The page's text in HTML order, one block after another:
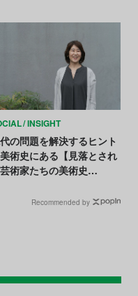
INSIGHT
の問題を解決するヒント
術史にある【見落とされ
術家たちの美術史
Recommended by